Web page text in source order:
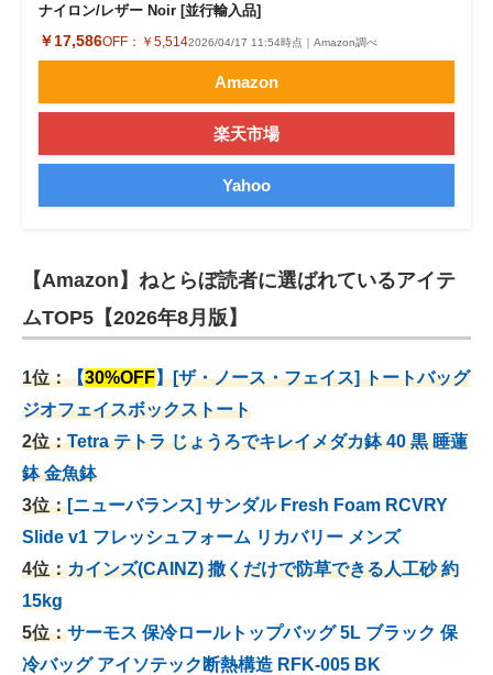
ナイロン/レザー Noir [並行輸入品]
￥17,586OFF： ￥5,5142026/04/17 11:54時点｜Amazon調べ
Amazon
楽天市場
Yahoo
【Amazon】ねとらぼ読者に選ばれているアイテ
ムTOP5【2026年8月版】
1位：【30%OFF】[ザ・ノース・フェイス] トートバッグ
ジオフェイスボックストート
2位：Tetra テトラ じょうろでキレイメダカ鉢 40 黒 睡蓮
鉢 金魚鉢
3位：[ニューバランス] サンダル Fresh Foam RCVRY
Slide v1 フレッシュフォーム リカバリー メンズ
4位：カインズ(CAINZ) 撒くだけで防草できる人工砂 約
15kg
5位：サーモス 保冷ロールトップバッグ 5L ブラック 保
冷バッグ アイソテック断熱構造 RFK-005 BK